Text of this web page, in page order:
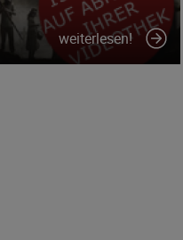
weiterlesen!